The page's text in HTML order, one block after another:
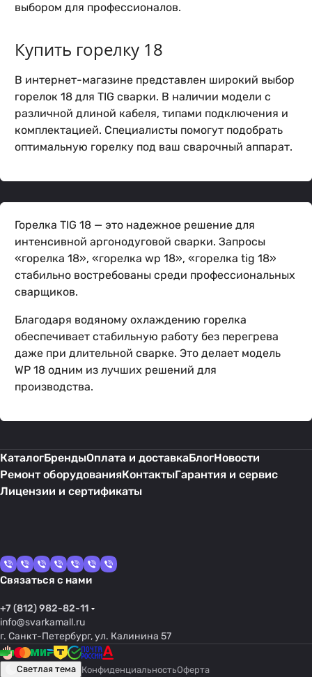
выбором для профессионалов.
Купить горелку 18
В интернет-магазине представлен широкий выбор
горелок 18 для TIG сварки. В наличии модели с
различной длиной кабеля, типами подключения и
комплектацией. Специалисты помогут подобрать
оптимальную горелку под ваш сварочный аппарат.
Горелка TIG 18 — это надежное решение для
интенсивной аргонодуговой сварки. Запросы
«горелка 18», «горелка wp 18», «горелка tig 18»
стабильно востребованы среди профессиональных
сварщиков.
Благодаря водяному охлаждению горелка
обеспечивает стабильную работу без перегрева
даже при длительной сварке. Это делает модель
WP 18 одним из лучших решений для
производства.
КаталогБрендыОплата и доставкаБлогНовости
Ремонт оборудованияКонтактыГарантия и сервис
Лицензии и сертификаты
Связаться с нами
+7 (812) 982-82-11
info@svarkamall.ru
г. Санкт-Петербург, ул. Калинина 57
Светлая тема КонфиденциальностьОферта